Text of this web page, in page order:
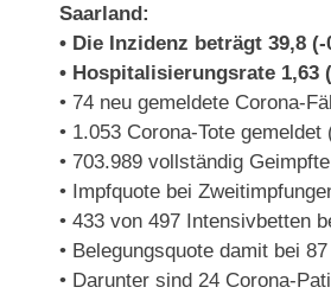
Saarland:
• Die Inzidenz beträgt 39,8 (-
• Hospitalisierungsrate 1,63
• 74 neu gemeldete Corona-
• 1.053 Corona-Tote gemeldet
• 703.989 vollständig
• Impfquote bei
• 433 von 497 Intensivbetten
• Belegungsquote damit bei
• Darunter sind 24 Corona-